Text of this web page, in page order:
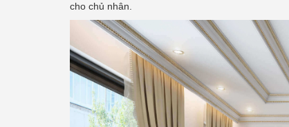
cho chủ nhân.